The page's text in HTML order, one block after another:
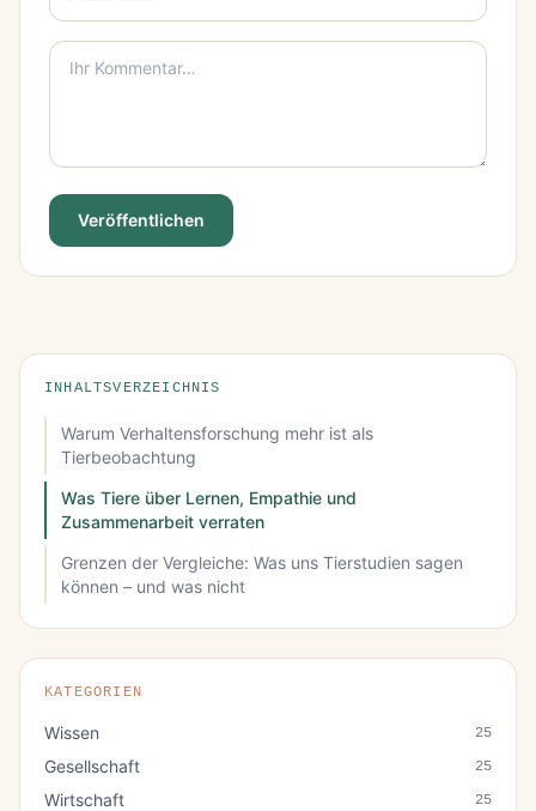
Veröffentlichen
INHALTSVERZEICHNIS
Warum Verhaltensforschung mehr ist als
Tierbeobachtung
Was Tiere über Lernen, Empathie und
Zusammenarbeit verraten
Grenzen der Vergleiche: Was uns Tierstudien sagen
können – und was nicht
KATEGORIEN
Wissen 25
Gesellschaft 25
Wirtschaft 25